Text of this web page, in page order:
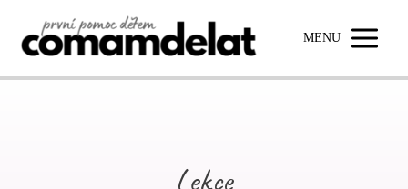
MENU
Lekce